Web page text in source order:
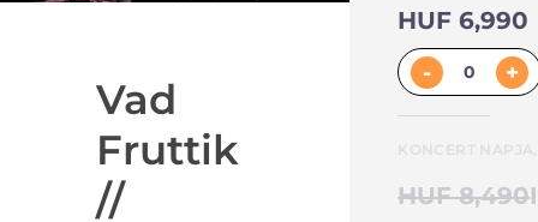
Vad
Fruttik
//
HUF 6,990
- +
HUF 8,490